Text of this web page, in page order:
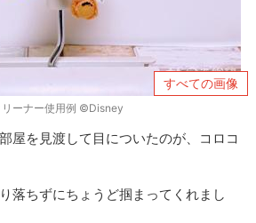
すべての画像
リーナー使用例 ©Disney
屋を見渡して目についたのが、コロコ
落ちずにちょうど掴まってくれまし